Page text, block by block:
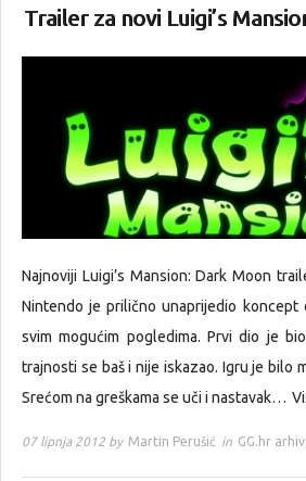
Trailer za novi Luigi’s
Najnoviji Luigi’s Mansion: Dark Moon
Nintendo je prilično unaprijedio koncept
svim mogućim pogledima. Prvi dio je
trajnosti se baš i nije iskazao. Igru je bilo
Srećom na greškama se uči i nastavak…
07 lipnja 2012 by Martin Perušić in GG.hr